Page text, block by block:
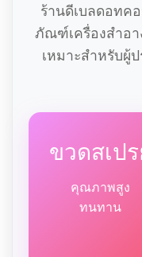
ร้านดีเบลดอทค
ภัณฑ์เครื่องสำอา
เหมาะสำหรับผู้
ขวดสเป
คุณภาพสูง
ทนทาน